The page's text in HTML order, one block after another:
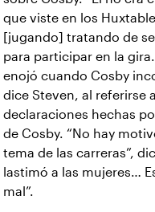
que viste en los
[jugando] tratando de
para participar en la
enojó cuando Cosby
dice Steven, al referirse
declaraciones hechas
de Cosby. “No hay
tema de las carreras”,
lastimó a las mujeres…
mal”.